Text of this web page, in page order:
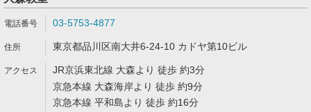
03-5753-4877
東京都品川区南大井6-24-10 カドヤ第10ビル
JR京浜東北線 大森より 徒歩 約3分
京急本線 大森海岸より 徒歩 約9分
京急本線 平和島より 徒歩 約16分